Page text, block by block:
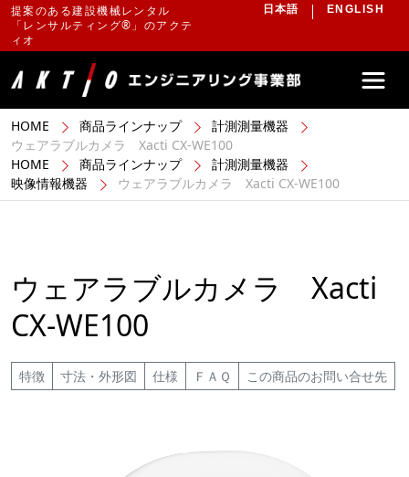
提案のある建設機械レンタル
「レンサルティング®」のアクテ
ィオ
日本語 ENGLISH
HOME 商品ラインナップ
計測測量機器
ウェアラブルカメラ Xacti CX-WE100
HOME
商品ラインナップ
計測測量機器
映像情報機器
ウェアラブルカメラ Xacti CX-WE100
ウェアラブルカメラ Xacti
CX-WE100
特徴 寸法・外形図 仕様 ＦＡＱ この商品のお問い合せ先